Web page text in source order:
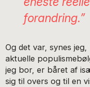
forandring.”
Og det var, synes
aktuelle
jeg bor, er båret af
sig til overs og til en